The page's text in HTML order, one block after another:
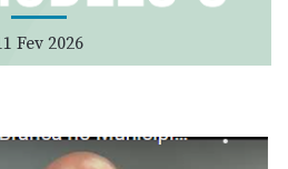
Fev 2026